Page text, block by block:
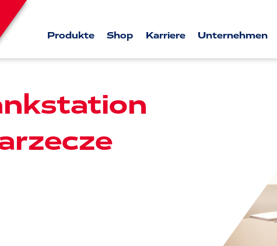
Produkte Shop Karriere Unternehmen